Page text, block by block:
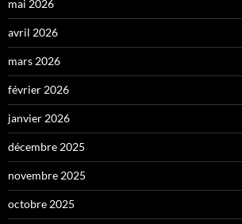
mai 2026
avril 2026
mars 2026
février 2026
janvier 2026
décembre 2025
novembre 2025
octobre 2025